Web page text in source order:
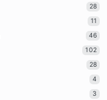
28
11
46
102
28
4
3